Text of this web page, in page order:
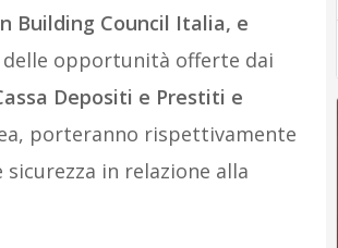
Building Council Italia, e
delle opportunità offerte dai
Depositi e Prestiti e
porteranno rispettivamente
in relazione alla